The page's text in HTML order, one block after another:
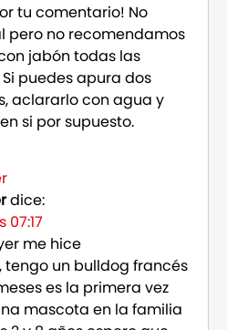
tu comentario! No
pero no recomendamos
jabón todas las
puedes apura dos
aclararlo con agua y
si por supuesto.
dice:
07:17
me hice
un bulldog francés
es la primera vez
mascota en la familia